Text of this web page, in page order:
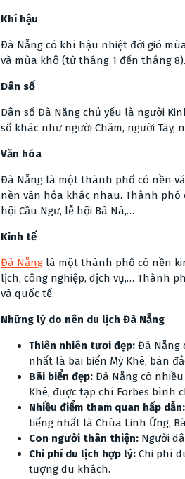
Khí hậu
Đà Nẵng có khí hậu nhiệt đới gió
và mùa khô (từ tháng 1 đến tháng
Dân số
Dân số Đà Nẵng chủ yếu là người
số khác như người Chăm, người Tày,
Văn hóa
Đà Nẵng là một thành phố có nền
nền văn hóa khác nhau. Thành
hội Cầu Ngư, lễ hội Bà Nà,…
Kinh tế
Đà Nẵng là một thành phố có nền
lịch, công nghiệp, dịch vụ,… Thành
và quốc tế.
Những lý do nên du lịch Đà Nẵng
Thiên nhiên tươi đẹp: Đà Nẵng
nhất là bãi biển Mỹ Khê, bán
Bãi biển đẹp: Đà Nẵng có
Khê, được tạp chí Forbes
Nhiều điểm tham quan hấp dẫn:
tiếng nhất là Chùa Linh Ứng,
Con người thân thiện: Người
Chi phí du lịch hợp lý: Chi phí
tượng du khách.